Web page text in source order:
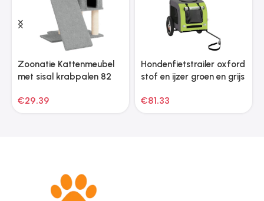
Zoonatie Kattenmeubel
met sisal krabpalen 82
€29.39
Hondenfietstrailer oxford
stof en ijzer groen en grijs
€81.33